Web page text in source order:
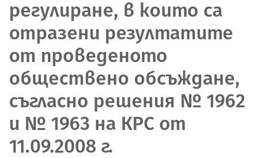
регулиране, в които са
отразени резултатите
от проведеното
обществено обсъждане,
съгласно решения № 1962
и № 1963 на КРС от
11.09.2008 г.